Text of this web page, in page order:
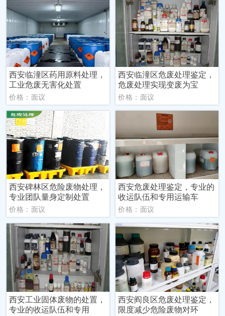
西安临潼区药用原料处理，
工业危废无害化处置
价格：面议
西安临潼区危废处理鉴定，
危废处理实现变废为宝
价格：面议
西安碑林区危险废物处理，
专业团队量身定制处置
价格：面议
西安危废处理鉴定，专业的
收运队伍和专用运输车
价格：面议
西安工业固体废物的处置，
专业的收运队伍和专用
西安阎良区危废处理鉴定，
限度减少危险废物对环